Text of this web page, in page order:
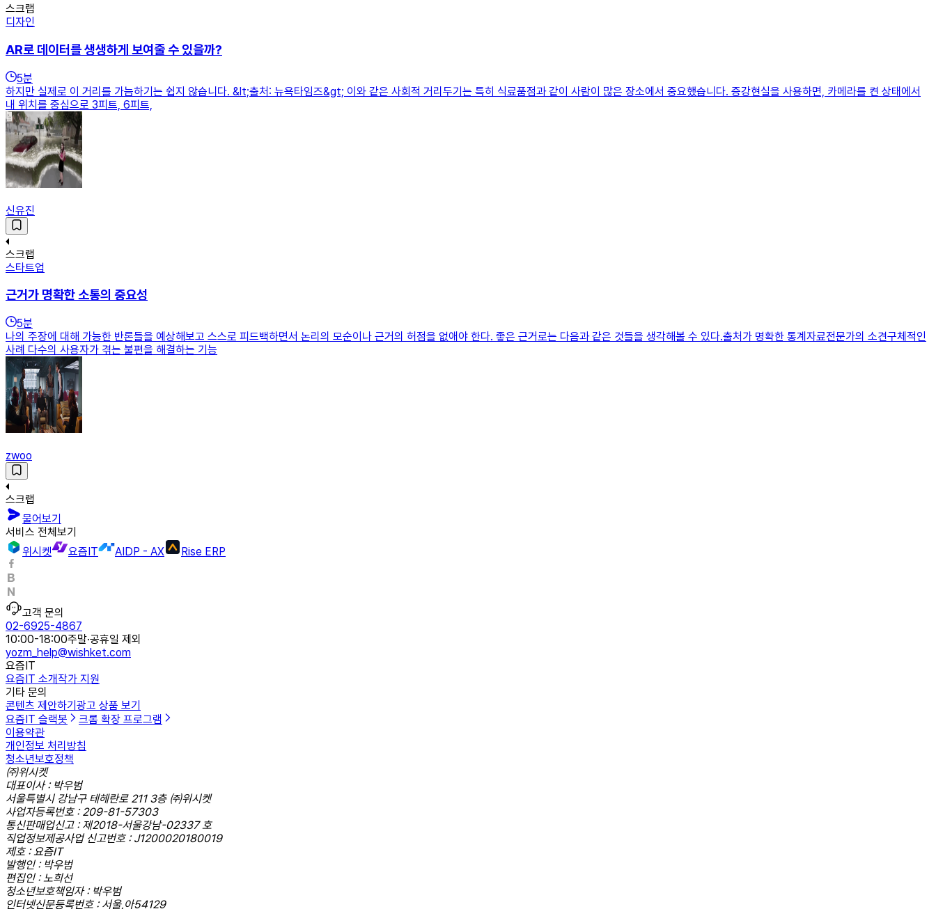
스크랩
디자인
AR로 데이터를 생생하게 보여줄 수 있을까?
5분
하지만 실제로 이 거리를 가늠하기는 쉽지 않습니다. &lt;출처: 뉴욕타임즈&gt; 이와 같은 사회적 거리두기는 특히 식료품점과 같이 사람이 많은 장소에서 중요했습니다. 증강현실을 사용하면, 카메라를 켠 상태에서
내 위치를 중심으로 3피트, 6피트,
신유진
스크랩
스타트업
근거가 명확한 소통의 중요성
5분
나의 주장에 대해 가능한 반론들을 예상해보고 스스로 피드백하면서 논리의 모순이나 근거의 허점을 없애야 한다. 좋은 근거로는 다음과 같은 것들을 생각해볼 수 있다.출처가 명확한 통계자료전문가의 소견구체적인
사례 다수의 사용자가 겪는 불편을 해결하는 기능
zwoo
스크랩
물어보기
서비스 전체보기
위시켓
요즘IT AIDP - AX Rise ERP
고객 문의
02-6925-4867
10:00-18:00주말·공휴일 제외
yozm_help@wishket.com
요즘IT
요즘IT 소개작가 지원
기타 문의
콘텐츠 제안하기 광고 상품 보기
요즘IT 슬랙봇
크롬 확장 프로그램
이용약관
개인정보 처리방침
청소년보호정책
㈜위시켓
대표이사 : 박우범
서울특별시 강남구 테헤란로 211 3층 ㈜위시켓
사업자등록번호 : 209-81-57303
통신판매업신고 : 제2018-서울강남-02337 호
직업정보제공사업 신고번호 : J1200020180019
제호 : 요즘IT
발행인 : 박우범
편집인 : 노희선
청소년보호책임자 : 박우범
인터넷신문등록번호 : 서울,아54129